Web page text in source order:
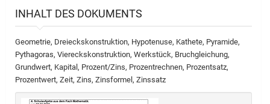
INHALT DES DOKUMENTS
Geometrie, Dreieckskonstruktion, Hypotenuse, Kathete, Pyramide,
Pythagoras, Viereckskonstruktion, Werkstück, Bruchgleichung,
Grundwert, Kapital, Prozent/Zins, Prozentrechnen, Prozentsatz,
Prozentwert, Zeit, Zins, Zinsformel, Zinssatz